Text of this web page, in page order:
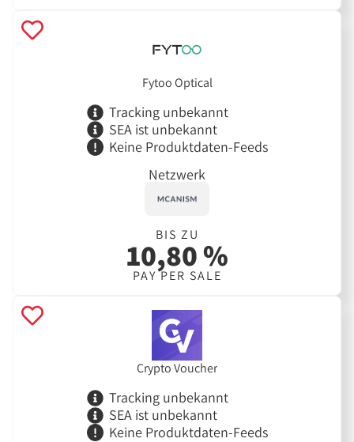
Fytoo Optical
Tracking unbekannt
SEA ist unbekannt
Keine Produktdaten-Feeds
Netzwerk
BIS ZU
10,80 %
PAY PER SALE
Crypto Voucher
Tracking unbekannt
SEA ist unbekannt
Keine Produktdaten-Feeds